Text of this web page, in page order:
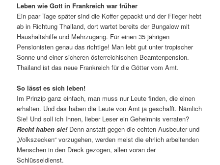
Leben wie Gott in Frankreich war früher
Ein paar Tage später sind die Koffer gepackt und der Flieger hebt
ab in Richtung Thailand, dort wartet bereits der Bungalow mit
Haushaltshilfe und Mehrzugang. Für einen 35 jährigen
Pensionisten genau das richtige! Man lebt gut unter tropischer
Sonne und einer sicheren österreichischen Beamtenpension.
Thailand ist das neue Frankreich für die Götter vom Amt.
So lässt es sich leben!
Im Prinzip ganz einfach, man muss nur Leute finden, die einen
erhalten. Und das haben die Leute von Amt ja geschafft. Nämlich
Sie! Und soll ich Ihnen, lieber Leser ein Geheimnis verraten?
Recht haben sie! Denn anstatt gegen die echten Ausbeuter und
„Volkszecken“ vorzugehen, werden meist die ehrlich arbeitenden
Menschen in den Dreck gezogen, allen voran der
Schlüsseldienst.